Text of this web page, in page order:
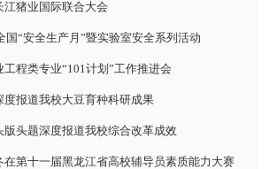
江猪业国际联合大会
国“安全生产月”暨实验室安全系列活动
程类专业“101计划”工作推进会
度报道我校大豆育种科研成果
版头题深度报道我校综合改革成效
在第十一届黑龙江省高校辅导员素质能力大赛